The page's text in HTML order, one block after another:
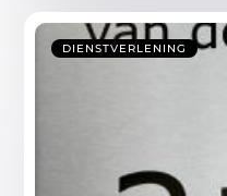
DIENSTVERLENING